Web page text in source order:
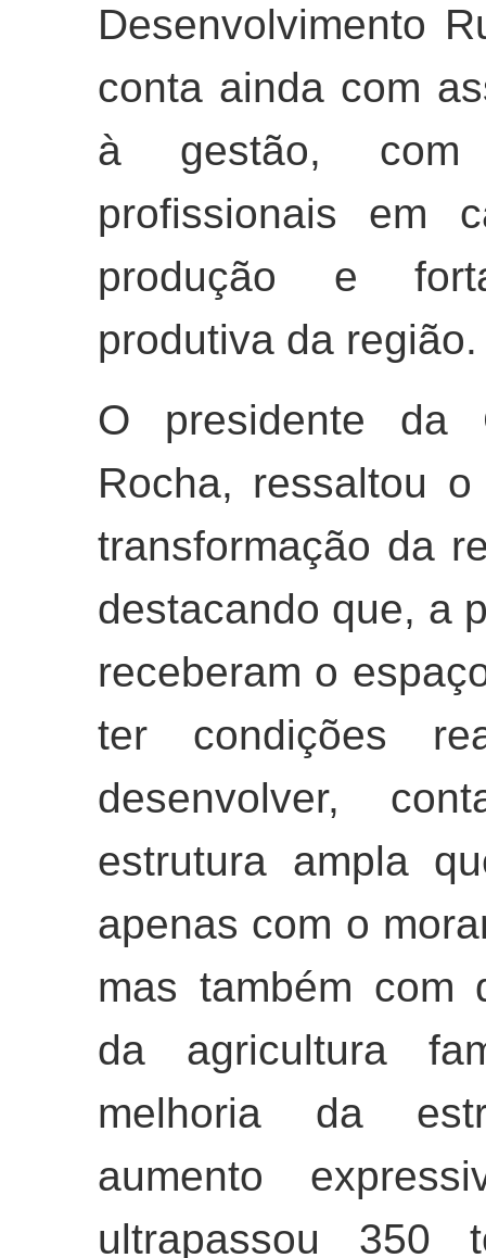
Desenvolvimento
conta ainda com
à gestão, com
profissionais em
produção e
produtiva da região.
O presidente da
Rocha, ressaltou
transformação da
destacando que, a
receberam o
ter condições
desenvolver,
estrutura ampla
apenas com o
mas também com
da agricultura
melhoria da
aumento
ultrapassou 350